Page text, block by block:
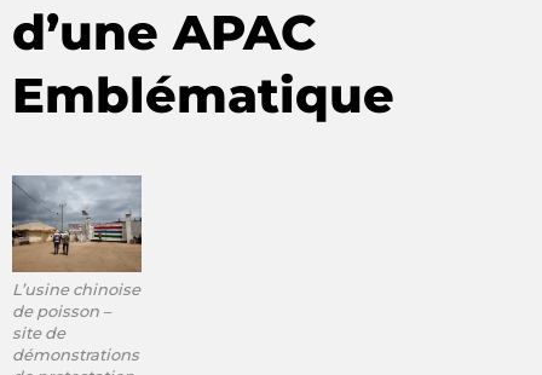
d’une APAC
Emblématique
L’usine chinoise
de poisson –
site de
démonstrations